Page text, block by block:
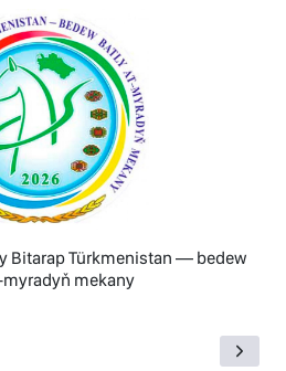
Bitarap Türkmenistan — bedew
mekany